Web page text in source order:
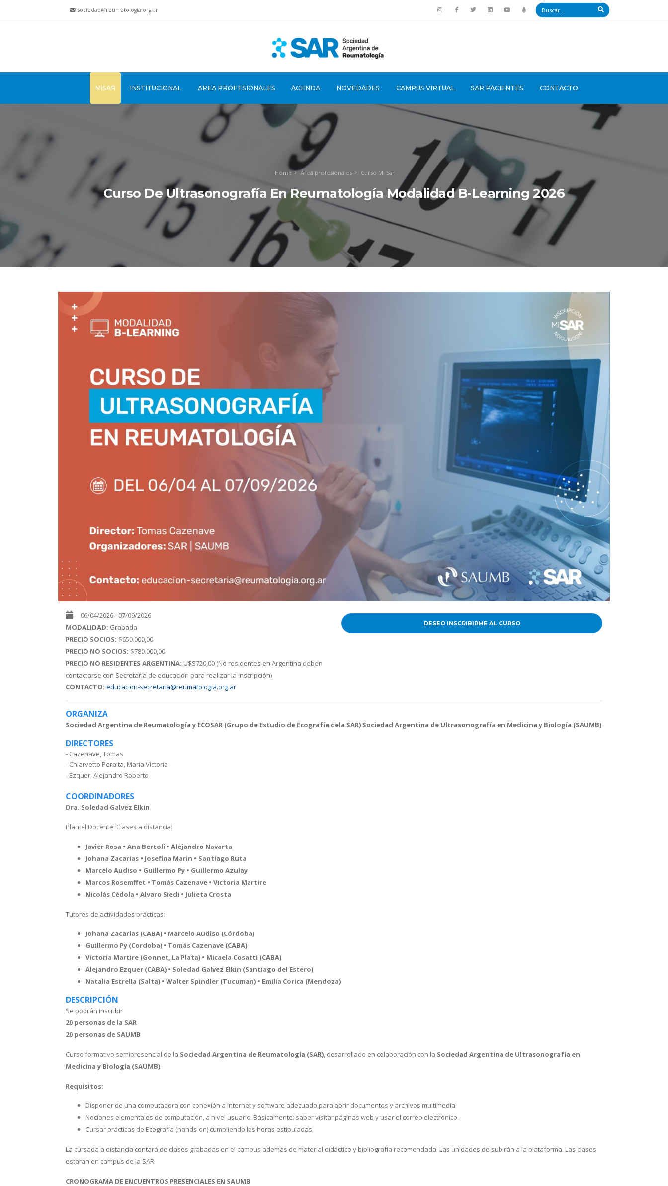
sociedad@reumatologia.org.ar
MiSAR INSTITUCIONAL ÁREA PROFESIONALES AGENDA NOVEDADES CAMPUS VIRTUAL SAR PACIENTES CONTACTO
Home Área profesionales Curso Mi Sar
Curso De Ultrasonografía En Reumatología Modalidad B-Learning 2026
06/04/2026 - 07/09/2026
MODALIDAD: Grabada
PRECIO SOCIOS: $650.000,00
PRECIO NO SOCIOS: $780.000,00
PRECIO NO RESIDENTES ARGENTINA: U$S720,00 (No residentes en Argentina deben
contactarse con Secretaría de educación para realizar la inscripción)
CONTACTO: educacion-secretaria@reumatologia.org.ar
DESEO INSCRIBIRME AL CURSO
ORGANIZA
Sociedad Argentina de Reumatología y ECOSAR (Grupo de Estudio de Ecografía dela SAR) Sociedad Argentina de Ultrasonografía en Medicina y Biología (SAUMB)
DIRECTORES
- Cazenave, Tomas
- Chiarvetto Peralta, Maria Victoria
- Ezquer, Alejandro Roberto
COORDINADORES
Dra. Soledad Galvez Elkin
Plantel Docente: Clases a distancia:
Javier Rosa • Ana Bertoli • Alejandro Navarta
Johana Zacarias • Josefina Marin • Santiago Ruta
Marcelo Audiso • Guillermo Py • Guillermo Azulay
Marcos Rosemffet • Tomás Cazenave • Victoria Martire
Nicolás Cédola • Alvaro Siedi • Julieta Crosta
Tutores de actividades prácticas:
Johana Zacarias (CABA) • Marcelo Audiso (Córdoba)
Guillermo Py (Cordoba) • Tomás Cazenave (CABA)
Victoria Martire (Gonnet, La Plata) • Micaela Cosatti (CABA)
Alejandro Ezquer (CABA) • Soledad Galvez Elkin (Santiago del Estero)
Natalia Estrella (Salta) • Walter Spindler (Tucuman) • Emilia Corica (Mendoza)
DESCRIPCIÓN
Se podrán inscribir
20 personas de la SAR
20 personas de SAUMB
Curso formativo semipresencial de la Sociedad Argentina de Reumatología (SAR), desarrollado en colaboración con la Sociedad Argentina de Ultrasonografía en
Medicina y Biología (SAUMB).
Requisitos:
Disponer de una computadora con conexión a internet y software adecuado para abrir documentos y archivos multimedia.
Nociones elementales de computación, a nivel usuario. Básicamente: saber visitar páginas web y usar el correo electrónico.
Cursar prácticas de Ecografía (hands-on) cumpliendo las horas estipuladas.
La cursada a distancia contará de clases grabadas en el campus además de material didáctico y bibliografía recomendada. Las unidades de subirán a la plataforma. Las clases
estarán en campus de la SAR.
CRONOGRAMA DE ENCUENTROS PRESENCIALES EN SAUMB